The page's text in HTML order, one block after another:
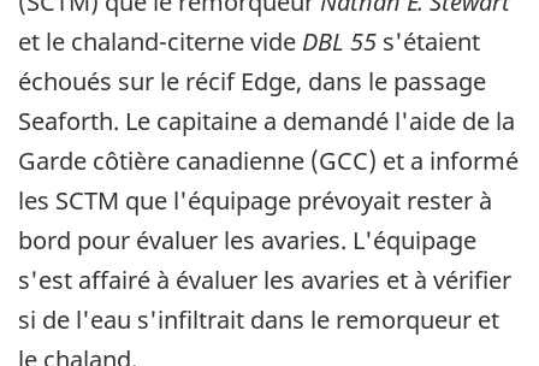
et le chaland-citerne vide DBL 55 s'étaient
échoués sur le récif Edge, dans le passage
Seaforth. Le capitaine a demandé l'aide de la
Garde côtière canadienne (GCC) et a informé
les SCTM que l'équipage prévoyait rester à
bord pour évaluer les avaries. L'équipage
s'est affairé à évaluer les avaries et à vérifier
si de l'eau s'infiltrait dans le remorqueur et
le chaland.